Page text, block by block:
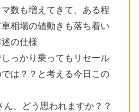
も増えてきて、ある程
相場の値動きも落ち着い
の仕様
かり乗ってもリセール
は？？と考える今日この
どう思われますか？？